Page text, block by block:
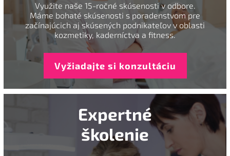
Využite naše 15-ročné skúsenosti v odbore.
Máme bohaté skúsenosti s poradenstvom pre
začínajúcich aj skúsených podnikateľov v oblasti
kozmetiky, kaderníctva a fitness.
Vyžiadajte si konzultáciu
Expertné
školenie